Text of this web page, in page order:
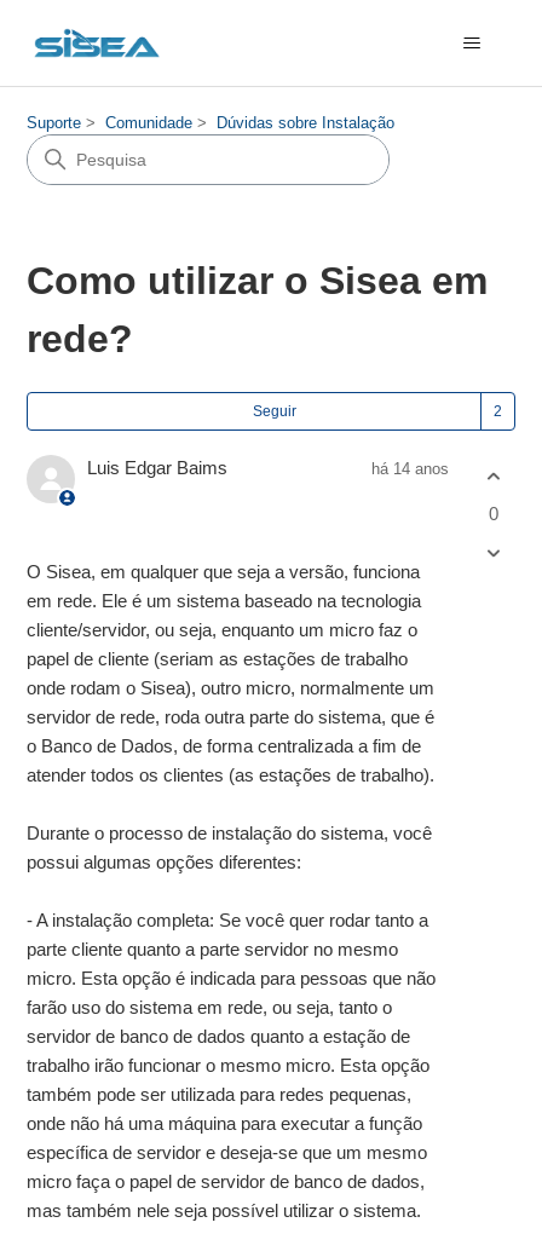
Suporte Comunidade Dúvidas sobre Instalação
Como utilizar o Sisea em
rede?
Seguir
Luis Edgar Baims há 14 anos
O Sisea, em qualquer que seja a versão, funciona
em rede. Ele é um sistema baseado na tecnologia
cliente/servidor, ou seja, enquanto um micro faz o
papel de cliente (seriam as estações de trabalho
onde rodam o Sisea), outro micro, normalmente um
servidor de rede, roda outra parte do sistema, que é
o Banco de Dados, de forma centralizada a fim de
atender todos os clientes (as estações de trabalho).
Durante o processo de instalação do sistema, você
possui algumas opções diferentes:
- A instalação completa: Se você quer rodar tanto a
parte cliente quanto a parte servidor no mesmo
micro. Esta opção é indicada para pessoas que não
farão uso do sistema em rede, ou seja, tanto o
servidor de banco de dados quanto a estação de
trabalho irão funcionar o mesmo micro. Esta opção
também pode ser utilizada para redes pequenas,
onde não há uma máquina para executar a função
específica de servidor e deseja-se que um mesmo
micro faça o papel de servidor de banco de dados,
mas também nele seja possível utilizar o sistema.
0